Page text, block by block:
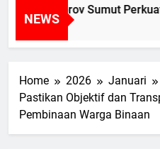
NEWS
Pemprov Sumut Perkuat
Home 2026 Januari
Pastikan Objektif dan
Pembinaan Warga Binaan